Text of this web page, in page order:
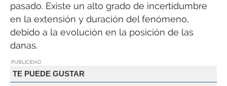
pasado. Existe un alto grado de incertidumbre
en la extensión y duración del fenómeno,
debido a la evolución en la posición de las
danas.
PUBLICIDAD
TE PUEDE GUSTAR